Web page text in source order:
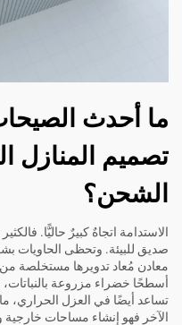
ما أحدث
تصميم المنازل
الشحن؟
الاستدامة اتجاهٌ كبيرٌ حاليًّا.
صديق للبيئة. وتحظى الحاويات
معادن مُعاد تدويرها مستخلصة
أسطحًا خضراء مزروعة
تساعد أيضًا في العزل الحراري،
الآخر فهو إنشاء مساحات